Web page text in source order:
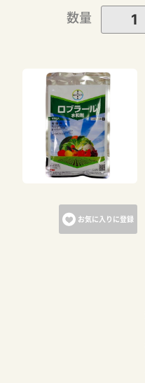
数量
お気に入りに登録